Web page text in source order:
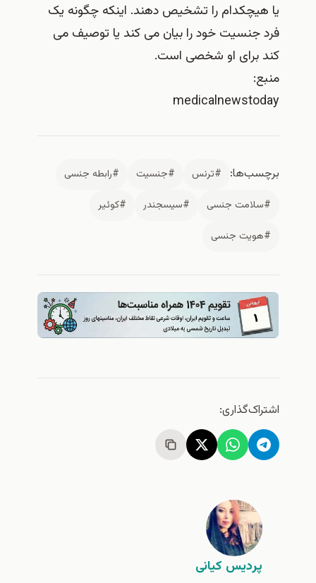
یا هیچکدام را تشخیص دهند. اینکه چگونه یک
فرد جنسیت خود را بیان می کند یا توصیف می
کند برای او شخصی است.
منبع:
medicalnewstoday
برچسب‌ها: #ترنس #جنسیت
#رابطه جنسی
#سلامت جنسی
#سیسجندر
#کوئیر
#هویت جنسی
اشتراک‌گذاری:
پردیس کیانی